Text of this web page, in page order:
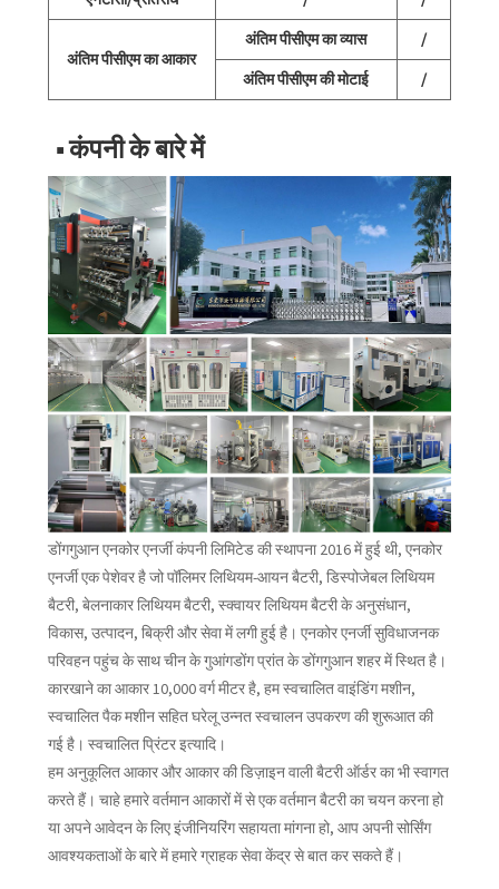
अंतिम पीसीएम का आकार
अंतिम पीसीएम का व्यास
/
अंतिम पीसीएम की मोटाई
/
■ कंपनी के बारे में
डोंगगुआन एनकोर एनर्जी कंपनी लिमिटेड की स्थापना 2016 में हुई थी, एनकोर
एनर्जी एक पेशेवर है जो पॉलिमर लिथियम-आयन बैटरी, डिस्पोजेबल लिथियम
बैटरी, बेलनाकार लिथियम बैटरी, स्क्वायर लिथियम बैटरी के अनुसंधान,
विकास, उत्पादन, बिक्री और सेवा में लगी हुई है। एनकोर एनर्जी सुविधाजनक
परिवहन पहुंच के साथ चीन के गुआंगडोंग प्रांत के डोंगगुआन शहर में स्थित है।
कारखाने का आकार 10,000 वर्ग मीटर है, हम स्वचालित वाइंडिंग मशीन,
स्वचालित पैक मशीन सहित घरेलू उन्नत स्वचालन उपकरण की शुरूआत की
गई है। स्वचालित प्रिंटर इत्यादि।
हम अनुकूलित आकार और आकार की डिज़ाइन वाली बैटरी ऑर्डर का भी स्वागत
करते हैं। चाहे हमारे वर्तमान आकारों में से एक वर्तमान बैटरी का चयन करना हो
या अपने आवेदन के लिए इंजीनियरिंग सहायता मांगना हो, आप अपनी सोर्सिंग
आवश्यकताओं के बारे में हमारे ग्राहक सेवा केंद्र से बात कर सकते हैं।